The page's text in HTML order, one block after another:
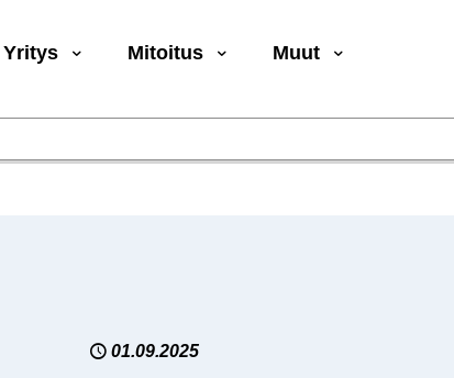
Yritys Mitoitus Muut
01.09.2025